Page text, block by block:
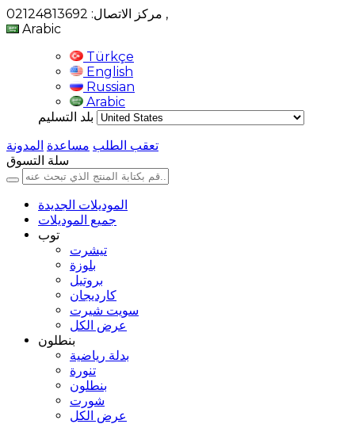
,
Arabic
Türkçe
English
Russian
Arabic
بلد التسليم
تعقب الطلب مساعدة المدونة
سلة التسوق
الموديلات الجديدة
جميع الموديلات
توب
تيشرت
بلوزة
بروتيل
كارديجان
سويت شيرت
عرض الكل
بنطلون
بدلة رياضية
تنورة
بنطلون
شورت
عرض الكل